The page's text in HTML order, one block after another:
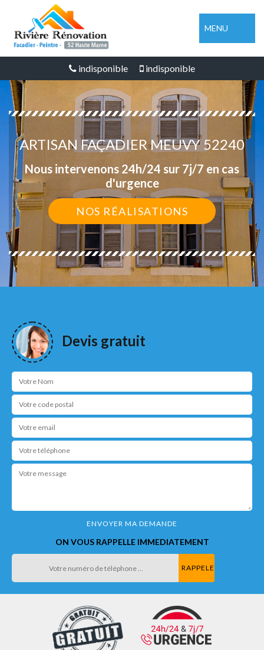
MENU
indisponible indisponible
ARTISAN FAÇADIER MEUVY 52240
Nous intervenons 24h/24 sur 7j/7 en cas
d'urgence
NOS RÉALISATIONS
Devis gratuit
ON VOUS RAPPELLE IMMEDIATEMENT